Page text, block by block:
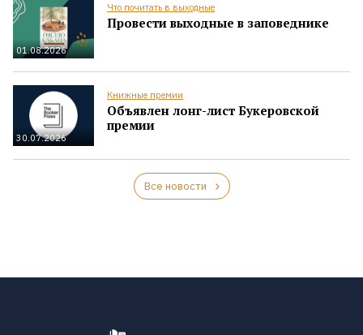
01.08.2026
Что почитать в выходные
Провести выходные в заповеднике
30.07.2026
Книжные премии
Объявлен лонг-лист Букеровской
премии
Все новости